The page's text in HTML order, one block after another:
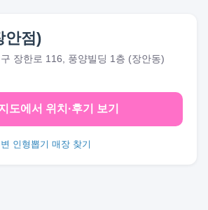
안점)
장한로 116, 풍양빌딩 1층 (장안동)
도에서 위치·후기 보기
인형뽑기 매장 찾기